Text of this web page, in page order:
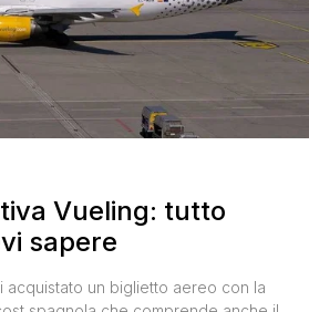
Vueling: tutto
sapere
acquistato un biglietto aereo con la